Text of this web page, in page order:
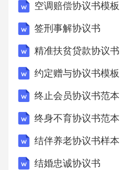
日，应按照未支付金额的
金。逾期超过[X]日的，
并没收乙方已支付的定金
照协议约定对食堂设施设
用，擅自拆除、改造或损
照甲方与现有服务单位签
行餐饮服务义务，导致甲
应承担赔偿责任。赔偿金
计算，包括但不限于设施
空调赔偿协议书模板
签刑事解协议书
精准扶贫贷款协议书
约定赠与协议书模板
终止会员协议书范本
终身不育协议书范本
结伴养老协议书样本
结婚忠诚协议书